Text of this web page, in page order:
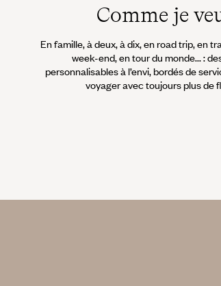
Comme je
En famille, à deux, à dix, en road trip, en
week-end, en tour du monde... :
personnalisables à l’envi, bordés de
voyager avec toujours plus de